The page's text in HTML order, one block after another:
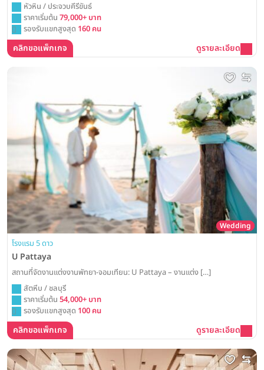
หัวหิน / ประจวบคีรีขันธ์
ราคาเริ่มต้น 79,000+ บาท
รองรับแขกสูงสุด 160 คน
คลิกขอแพ็กเกจ ดูรายละเอียด
Wedding
โรงแรม 5 ดาว
U Pattaya
สถานที่จัดงานแต่งงานพัทยา-จอมเทียน: U Pattaya – งานแต่ง […]
สัตหีบ / ชลบุรี
ราคาเริ่มต้น 54,000+ บาท
รองรับแขกสูงสุด 100 คน
คลิกขอแพ็กเกจ ดูรายละเอียด